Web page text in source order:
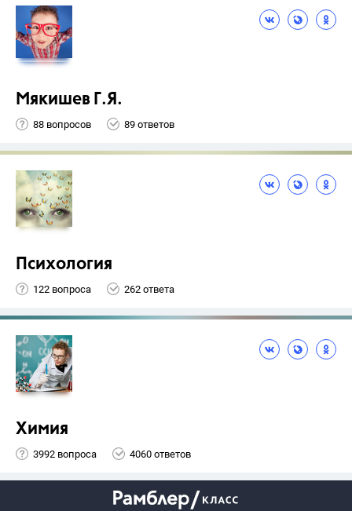
Мякишев Г.Я.
88 вопросов 89 ответов
Психология
122 вопроса 262 ответа
Химия
3992 вопроса 4060 ответов